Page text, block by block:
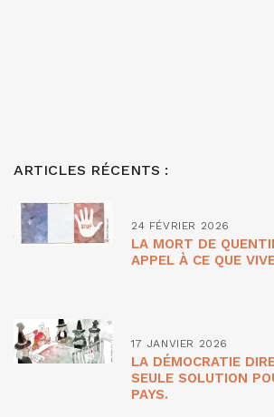
ARTICLES RÉCENTS :
24 FÉVRIER 2026
LA MORT DE
APPEL À CE QUE
17 JANVIER 2026
LA DÉMOCRATIE
SEULE SOLUTION
PAYS.